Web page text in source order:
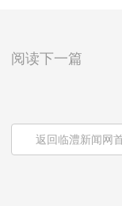
阅读下一篇
返回临澧新闻网